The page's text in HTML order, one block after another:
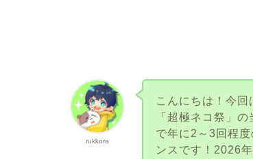
rukkora
こんにちは！今
「超極ネコ祭」
で年に2～3回程
ンスです！2026